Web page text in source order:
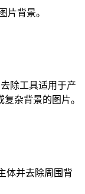
片背景。
除工具适用于产
杂背景的图片。
体并去除周围背